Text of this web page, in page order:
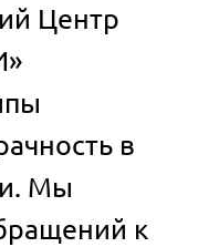
Центр
в
Мы
к